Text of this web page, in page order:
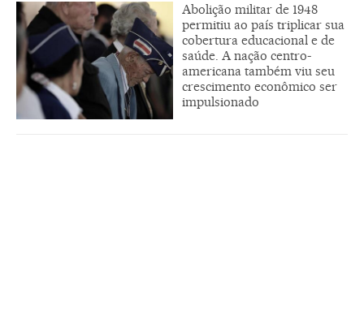
Abolição militar de 1948
permitiu ao país triplicar sua
cobertura educacional e de
saúde. A nação centro-
americana também viu seu
crescimento econômico ser
impulsionado